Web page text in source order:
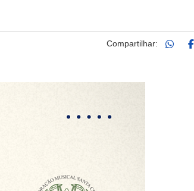
Compartilhar: